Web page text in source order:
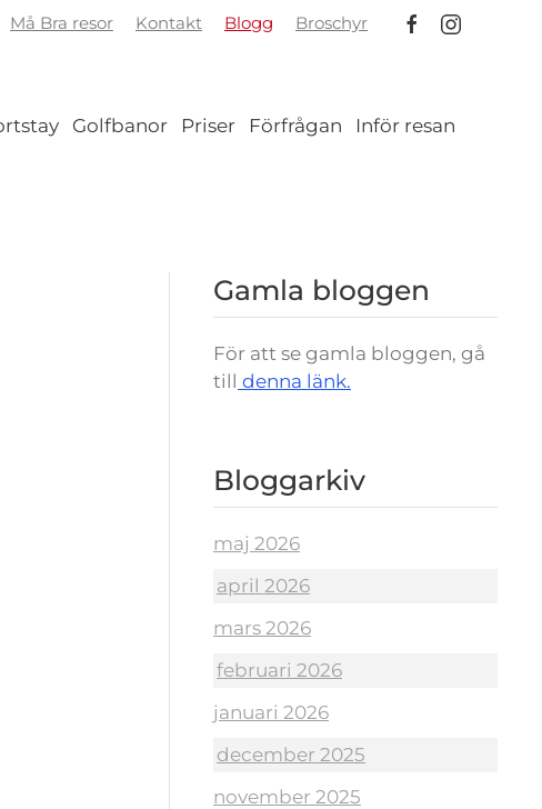
Må Bra resor Kontakt Blogg Broschyr
Golfbanor Priser Förfrågan Inför resan
Gamla bloggen
För att se gamla bloggen, gå
till denna länk.
Bloggarkiv
maj 2026
april 2026
mars 2026
februari 2026
januari 2026
december 2025
november 2025